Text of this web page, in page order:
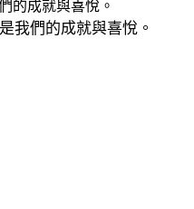
我們的成就與喜悅。